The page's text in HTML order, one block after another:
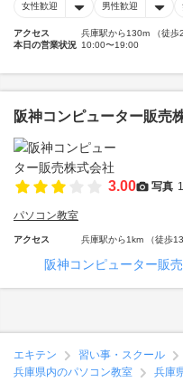
女性歓迎 男性歓迎
アクセス
兵庫駅から130m （徒歩2
本日の営業状況 10:00〜19:00
阪神コンピューター販売
3.00 写真
パソコン教室
アクセス 兵庫駅から1km （徒歩13
阪神コンピューター販
エキテン 習い事・スクール
兵庫県内のパソコン教室
兵庫